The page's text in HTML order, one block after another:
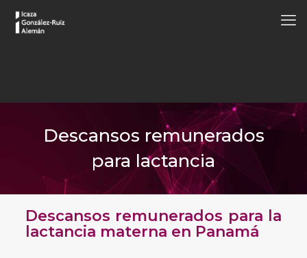
Descansos remunerados
para lactancia
Descansos remunerados para la
lactancia materna en Panamá